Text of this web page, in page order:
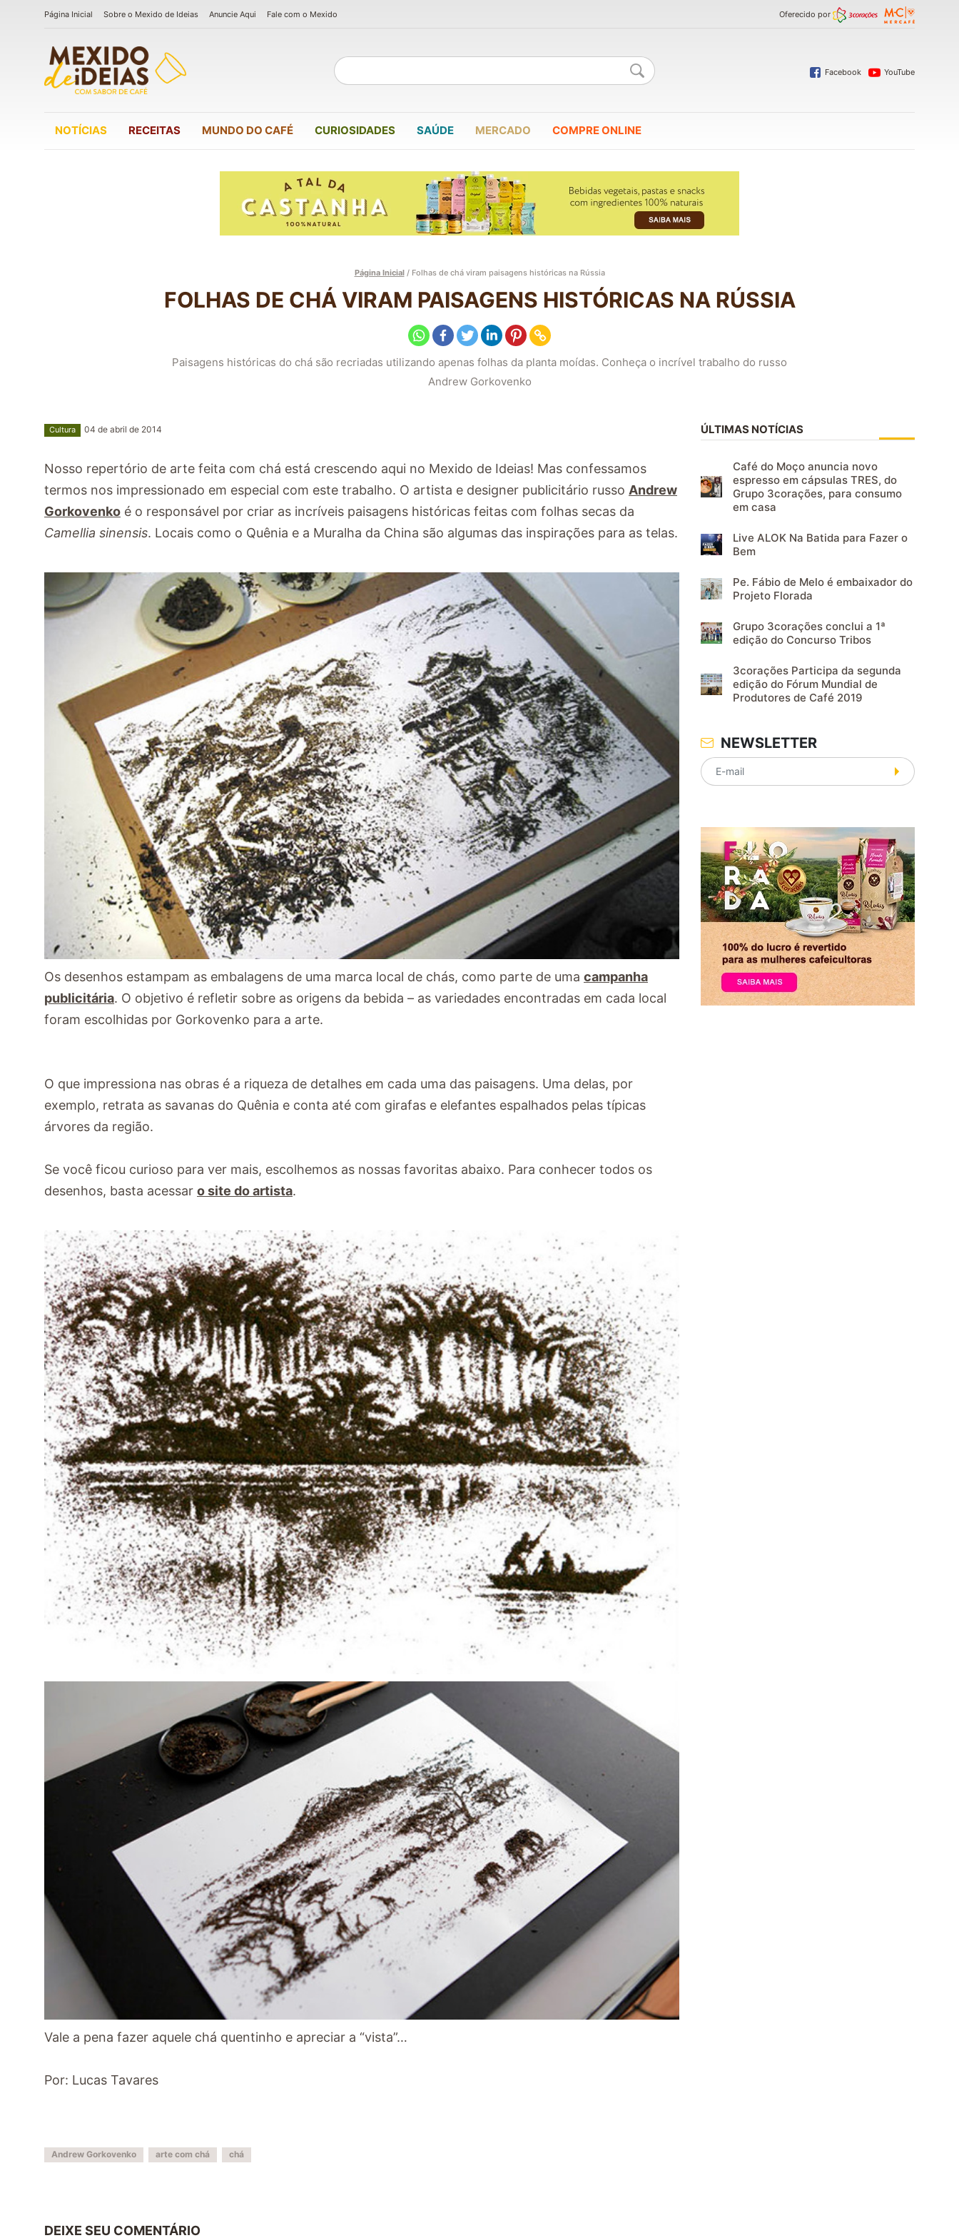
Página Inicial Sobre o Mexido de Ideias Anuncie Aqui Fale com o Mexido Oferecido por
Facebook YouTube
NOTÍCIAS RECEITAS MUNDO DO CAFÉ CURIOSIDADES SAÚDE MERCADO COMPRE ONLINE
Página Inicial/ Folhas de chá viram paisagens históricas na Rússia
FOLHAS DE CHÁ VIRAM PAISAGENS HISTÓRICAS NA RÚSSIA
Paisagens históricas do chá são recriadas utilizando apenas folhas da planta moídas. Conheça o incrível trabalho do russo
Andrew Gorkovenko
Cultura 04 de abril de 2014
Nosso repertório de arte feita com chá está crescendo aqui no Mexido de Ideias! Mas confessamos
termos nos impressionado em especial com este trabalho. O artista e designer publicitário russo Andrew
Gorkovenko é o responsável por criar as incríveis paisagens históricas feitas com folhas secas da
Camellia sinensis. Locais como o Quênia e a Muralha da China são algumas das inspirações para as telas.
Os desenhos estampam as embalagens de uma marca local de chás, como parte de uma campanha
publicitária. O objetivo é refletir sobre as origens da bebida – as variedades encontradas em cada local
foram escolhidas por Gorkovenko para a arte.
O que impressiona nas obras é a riqueza de detalhes em cada uma das paisagens. Uma delas, por
exemplo, retrata as savanas do Quênia e conta até com girafas e elefantes espalhados pelas típicas
árvores da região.
Se você ficou curioso para ver mais, escolhemos as nossas favoritas abaixo. Para conhecer todos os
desenhos, basta acessar o site do artista.
Vale a pena fazer aquele chá quentinho e apreciar a “vista”…
Por: Lucas Tavares
Andrew Gorkovenko arte com chá chá
DEIXE SEU COMENTÁRIO
ÚLTIMAS NOTÍCIAS
Café do Moço anuncia novo
espresso em cápsulas TRES, do
Grupo 3corações, para consumo
em casa
Live ALOK Na Batida para Fazer o
Bem
Pe. Fábio de Melo é embaixador do
Projeto Florada
Grupo 3corações conclui a 1ª
edição do Concurso Tribos
3corações Participa da segunda
edição do Fórum Mundial de
Produtores de Café 2019
NEWSLETTER